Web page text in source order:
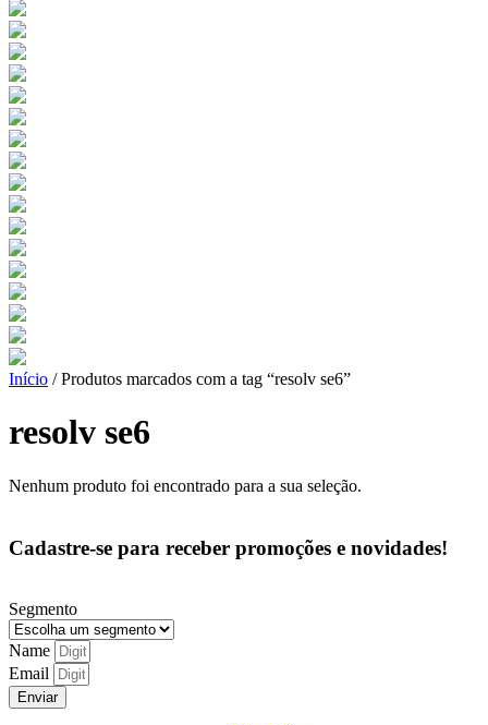
Início / Produtos marcados com a tag “resolv se6”
resolv se6
Nenhum produto foi encontrado para a sua seleção.
Cadastre-se para receber promoções e novidades!
Segmento
Name
Email
Enviar